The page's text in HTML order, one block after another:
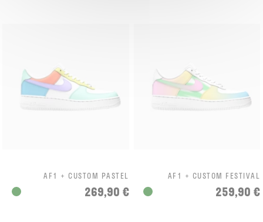
AF1 + CUSTOM PASTEL
269,90 €
AF1 + CUSTOM FESTIVAL
259,90 €